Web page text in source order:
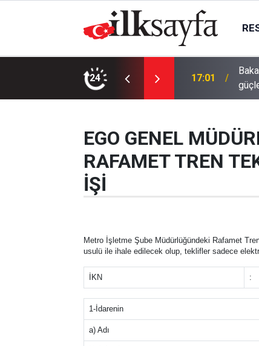
24 17:01
16:03
EGO GENEL
RAFAMET TREN
İŞİ
Metro İşletme Şube Müdürlüğündeki Rafamet
usulü ile ihale edilecek olup, teklifler sadece
İKN :
1-İdarenin
a) Adı